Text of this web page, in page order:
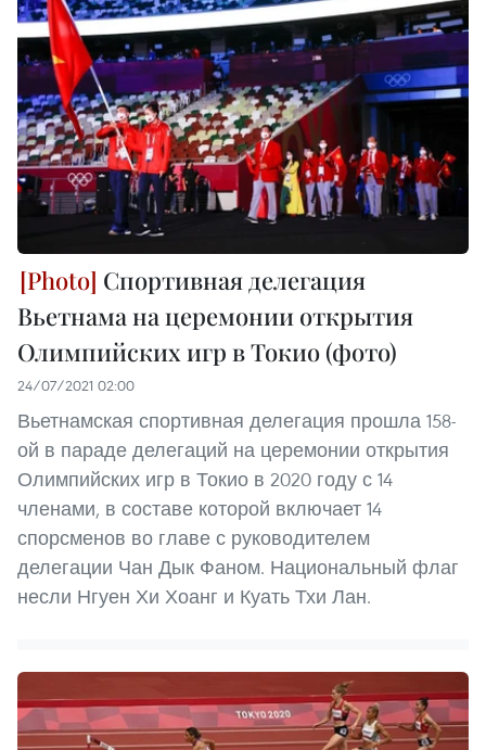
Спортивная делегация
Вьетнама на церемонии открытия
Олимпийских игр в Токио (фото)
24/07/2021 02:00
Вьетнамская спортивная делегация прошла 158-
ой в параде делегаций на церемонии открытия
Олимпийских игр в Токио в 2020 году с 14
членами, в составе которой включает 14
спорсменов во главе с руководителем
делегации Чан Дык Фаном. Национальный флаг
несли Нгуен Хи Хоанг и Куать Тхи Лан.